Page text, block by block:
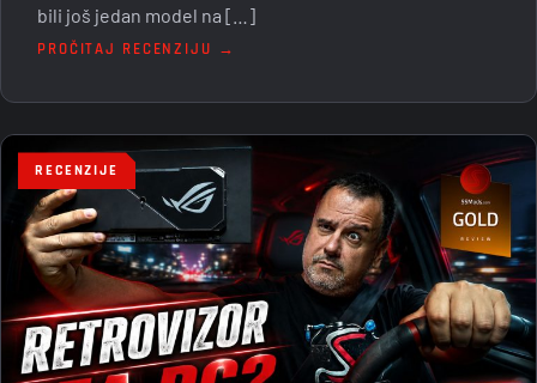
bili još jedan model na […]
PROČITAJ RECENZIJU →
RECENZIJE